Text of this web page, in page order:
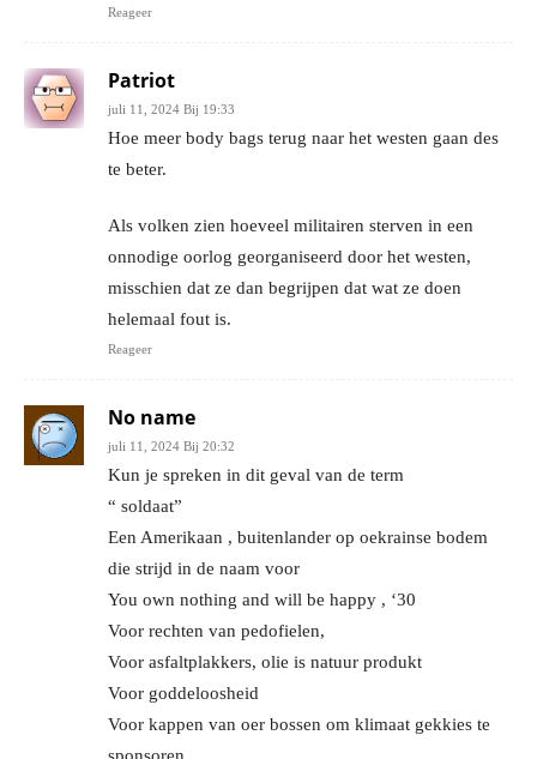
Reageer
Patriot
juli 11, 2024 Bij 19:33
Hoe meer body bags terug naar het westen gaan des
te beter.
Als volken zien hoeveel militairen sterven in een
onnodige oorlog georganiseerd door het westen,
misschien dat ze dan begrijpen dat wat ze doen
helemaal fout is.
Reageer
No name
juli 11, 2024 Bij 20:32
Kun je spreken in dit geval van de term
“ soldaat”
Een Amerikaan , buitenlander op oekrainse bodem
die strijd in de naam voor
You own nothing and will be happy , ‘30
Voor rechten van pedofielen,
Voor asfaltplakkers, olie is natuur produkt
Voor goddeloosheid
Voor kappen van oer bossen om klimaat gekkies te
sponsoren